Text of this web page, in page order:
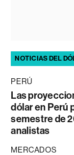
NOTICIAS DEL
PERÚ
Las
dólar en Perú
semestre de
analistas
MERCADOS